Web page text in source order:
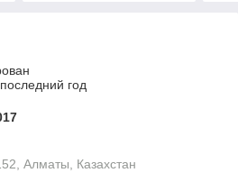
год
Алматы, Казахстан